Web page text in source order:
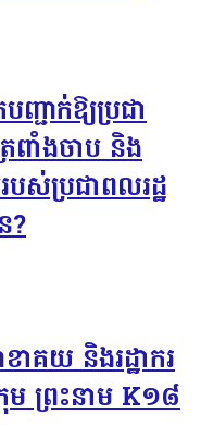
ញ្ជាក់ឱ្យប្រជា
រពាំងចាប និង
បស់ប្រជាពលរដ្ឋ
?
គយ និងរដ្ឋាករ
ម ព្រះនាម K១៨